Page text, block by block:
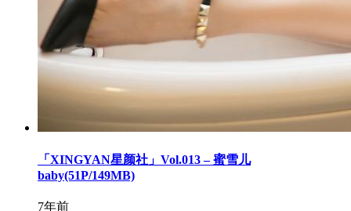
「XINGYAN星颜社」Vol.013 – 蜜雪儿
baby(51P/149MB)
7年前